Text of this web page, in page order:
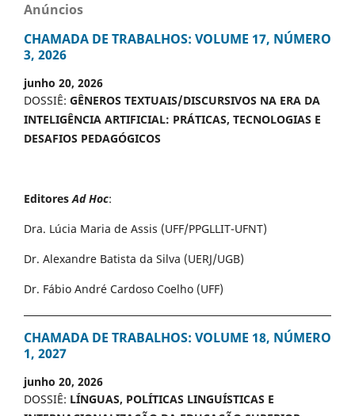
Anúncios
CHAMADA DE TRABALHOS: VOLUME 17, NÚMERO
3, 2026
junho 20, 2026
DOSSIÊ: GÊNEROS TEXTUAIS/DISCURSIVOS NA ERA DA
INTELIGÊNCIA ARTIFICIAL: PRÁTICAS, TECNOLOGIAS E
DESAFIOS PEDAGÓGICOS
EditoresAd Hoc:
Dra. Lúcia Maria de Assis (UFF/PPGLLIT-UFNT)
Dr. Alexandre Batista da Silva (UERJ/UGB)
Dr. Fábio André Cardoso Coelho (UFF)
CHAMADA DE TRABALHOS: VOLUME 18, NÚMERO
1, 2027
junho 20, 2026
DOSSIÊ: LÍNGUAS, POLÍTICAS LINGUÍSTICAS E